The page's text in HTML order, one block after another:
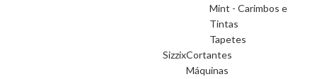
Mint - Carimbos e
Tintas
Tapetes
SizzixCortantes
Máquinas